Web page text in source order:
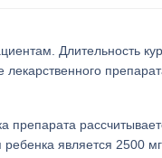
Длительность
препарата
является 2500